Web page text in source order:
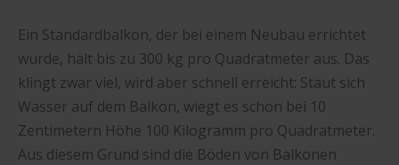
Ein Standardbalkon, der bei einem Neubau errichtet
wurde, hält bis zu 300 kg pro Quadratmeter aus. Das
klingt zwar viel, wird aber schnell erreicht: Staut sich
Wasser auf dem Balkon, wiegt es schon bei 10
Zentimetern Höhe 100 Kilogramm pro Quadratmeter.
Aus diesem Grund sind die Böden von Balkonen